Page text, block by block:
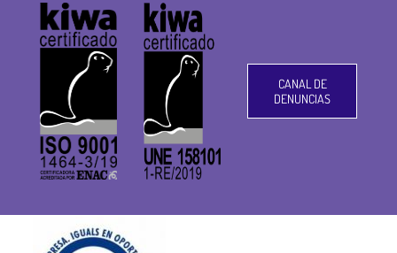
CANAL DE
DENUNCIAS